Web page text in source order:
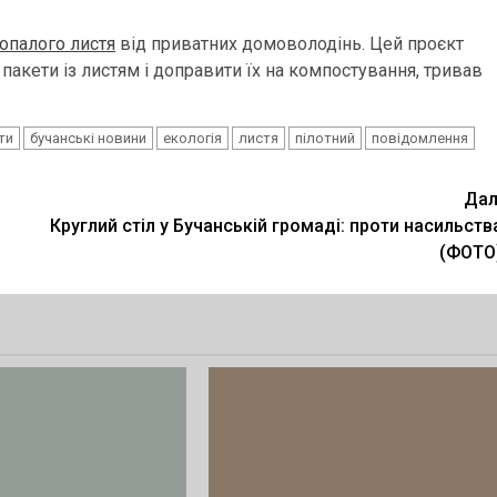
листя від приватних домоволодінь. Цей проєкт
із листям і доправити їх на компостування, тривав
бучанські новини екологія листя пілотний повідомлення
Круглий стіл у Бучанській громаді: проти